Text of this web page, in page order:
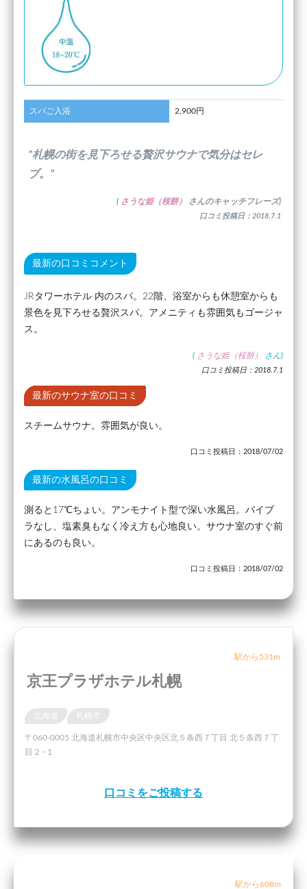
スパご入浴 2,900円
”札幌の街を見下ろせる贅沢サウナで気分はセレ
ブ。”
( さうな姫（桜餅） さんのキャッチフレーズ)
口コミ投稿日：2018.7.1
最新の口コミコメント
JRタワーホテル 内のスパ。22階、浴室からも休憩室からも
景色を見下ろせる贅沢スパ。アメニティも雰囲気もゴージャ
ス。
( さうな姫（桜餅） さん)
口コミ投稿日：2018.7.1
最新のサウナ室の口コミ
スチームサウナ。雰囲気が良い。
口コミ投稿日：2018/07/02
最新の水風呂の口コミ
測ると17℃ちょい。アンモナイト型で深い水風呂。バイブ
ラなし、塩素臭もなく冷え方も心地良い。サウナ室のすぐ前
にあるのも良い。
口コミ投稿日：2018/07/02
駅から531m
京王プラザホテル札幌
〒060-0005 北海道札幌市中央区中央区北５条西７丁目 北５条西７丁
目２−１
口コミをご投稿する
駅から608m